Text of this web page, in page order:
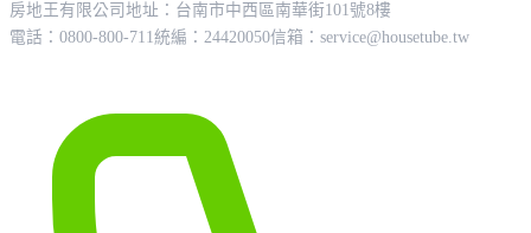
房地王有限公司 地址：台南市中西區南華街101號8樓
電話：0800-800-711統編：24420050信箱： service@housetube.tw